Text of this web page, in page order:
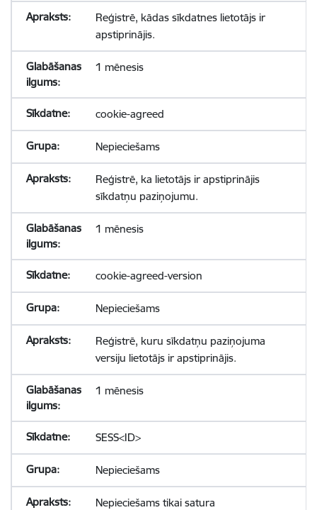
Reģistrē, kādas sīkdatnes lietotājs ir
apstiprinājis.
1 mēnesis
cookie-agreed
Nepieciešams
Reģistrē, ka lietotājs ir apstiprinājis
sīkdatņu paziņojumu.
1 mēnesis
cookie-agreed-version
Nepieciešams
Reģistrē, kuru sīkdatņu paziņojuma
versiju lietotājs ir apstiprinājis.
1 mēnesis
SESS<ID>
Nepieciešams
Nepieciešams tikai satura